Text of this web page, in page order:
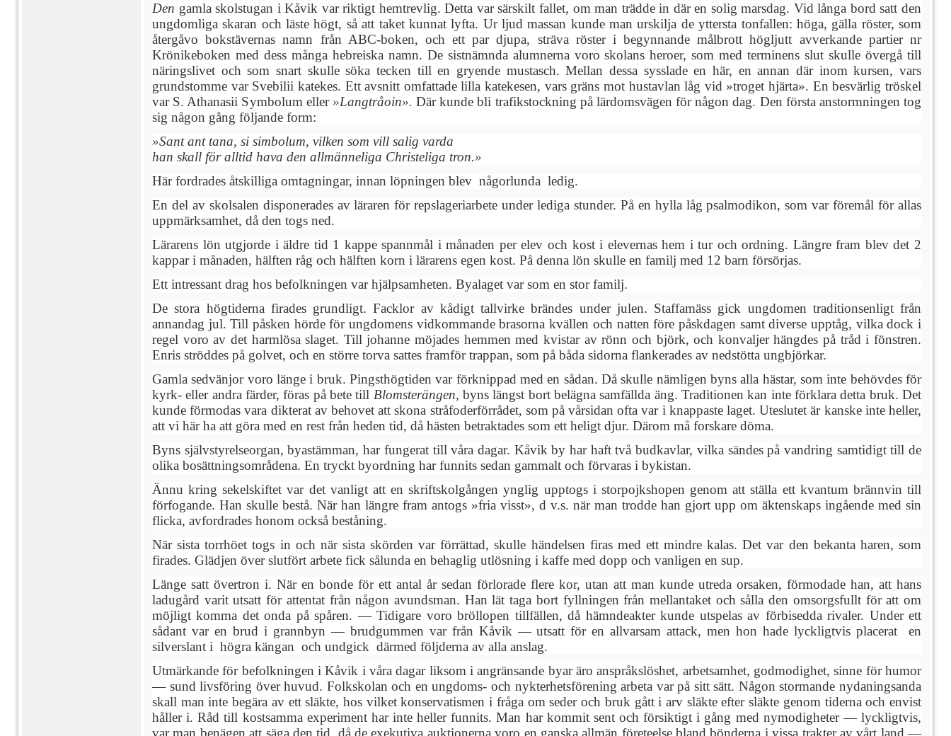
Den gamla skolstugan i Kåvik var riktigt hemtrevlig. Detta var särskilt fallet, om man trädde in där en solig marsdag. Vid långa bord satt den
ungdomliga skaran och läste högt, så att taket kunnat lyfta. Ur ljud massan kunde man urskilja de yttersta tonfallen: höga, gälla röster, som
återgåvo bokstävernas namn från ABC-boken, och ett par djupa, sträva röster i begynnande målbrott högljutt avverkande partier nr
Krönikeboken med dess många hebreiska namn. De sistnämnda alumnerna voro skolans heroer, som med terminens slut skulle övergå till
näringslivet och som snart skulle söka tecken till en gryende mustasch. Mellan dessa sysslade en här, en annan där inom kursen, vars
grundstomme var Svebilii katekes. Ett avsnitt omfattade lilla katekesen, vars gräns mot hustavlan låg vid »troget hjärta». En besvärlig tröskel
var S. Athanasii Symbolum eller»Langtråoin».Där kunde bli trafikstockning på lärdomsvägen för någon dag. Den första anstormningen tog
sig någon gång följande form:
»Sant ant tana, si simbolum, vilken som vill salig varda
han skall för alltid hava den allmänneliga Christeliga tron.»
Här fordrades åtskilliga omtagningar, innan löpningen blev någorlunda ledig.
En del av skolsalen disponerades av läraren för repslageriarbete under lediga stunder. På en hylla låg psalmodikon, som var föremål för allas
uppmärksamhet, då den togs ned.
Lärarens lön utgjorde i äldre tid 1 kappe spannmål i månaden per elev och kost i elevernas hem i tur och ordning. Längre fram blev det 2
kappar i månaden, hälften råg och hälften korn i lärarens egen kost. På denna lön skulle en familj med 12 barn försörjas.
Ett intressant drag hos befolkningen var hjälpsamheten. Byalaget var som en stor familj.
De stora högtiderna firades grundligt. Facklor av kådigt tallvirke brändes under julen. Staffamäss gick ungdomen traditionsenligt från
annandag jul. Till påsken hörde för ungdomens vidkommande brasorna kvällen och natten före påskdagen samt diverse upptåg, vilka dock i
regel voro av det harmlösa slaget. Till johanne möjades hemmen med kvistar av rönn och björk, och konvaljer hängdes på tråd i fönstren.
Enris ströddes på golvet, och en större torva sattes framför trappan, som på båda sidorna flankerades av nedstötta ungbjörkar.
Gamla sedvänjor voro länge i bruk. Pingsthögtiden var förknippad med en sådan. Då skulle nämligen byns alla hästar, som inte behövdes för
kyrk- eller andra färder, föras på bete till Blomsterängen,byns längst bort belägna samfällda äng. Traditionen kan inte förklara detta bruk. Det
kunde förmodas vara dikterat av behovet att skona stråfoderförrådet, som på vårsidan ofta var i knappaste laget. Uteslutet är kanske inte heller,
att vi här ha att göra med en rest från heden tid, då hästen betraktades som ett heligt djur. Därom må forskare döma.
Byns självstyrelseorgan, byastämman, har fungerat till våra dagar. Kåvik by har haft två budkavlar, vilka sändes på vandring samtidigt till de
olika bosättningsområdena. En tryckt byordning har funnits sedan gammalt och förvaras i bykistan.
Ännu kring sekelskiftet var det vanligt att en skriftskolgången ynglig upptogs i storpojkshopen genom att ställa ett kvantum brännvin till
förfogande. Han skulle bestå. När han längre fram antogs »fria visst», d v.s. när man trodde han gjort upp om äktenskaps ingående med sin
flicka, avfordrades honom också beståning.
När sista torrhöet togs in och när sista skörden var förrättad, skulle händelsen firas med ett mindre kalas. Det var den bekanta haren, som
firades. Glädjen över slutfört arbete fick sålunda en behaglig utlösning i kaffe med dopp och vanligen en sup.
Länge satt övertron i. När en bonde för ett antal år sedan förlorade flere kor, utan att man kunde utreda orsaken, förmodade han, att hans
ladugård varit utsatt för attentat från någon avundsman. Han lät taga bort fyllningen från mellantaket och sålla den omsorgsfullt för att om
möjligt komma det onda på spåren. — Tidigare voro bröllopen tillfällen, då hämndeakter kunde utspelas av förbisedda rivaler. Under ett
sådant var en brud i grannbyn — brudgummen var från Kåvik — utsatt för en allvarsam attack, men hon hade lyckligtvis placerat en
silverslant i högra kängan och undgick därmed följderna av alla anslag.
Utmärkande för befolkningen i Kåvik i våra dagar liksom i angränsande byar äro anspråkslöshet, arbetsamhet, godmodighet, sinne för humor
— sund livsföring över huvud. Folkskolan och en ungdoms- och nykterhetsförening arbeta var på sitt sätt. Någon stormande nydaningsanda
skall man inte begära av ett släkte, hos vilket konservatismen i fråga om seder och bruk gått i arv släkte efter släkte genom tiderna och envist
håller i. Råd till kostsamma experiment har inte heller funnits. Man har kommit sent och försiktigt i gång med nymodigheter — lyckligtvis,
var man benägen att säga den tid, då de exekutiva auktionerna voro en ganska allmän företeelse bland bönderna i vissa trakter av vårt land —